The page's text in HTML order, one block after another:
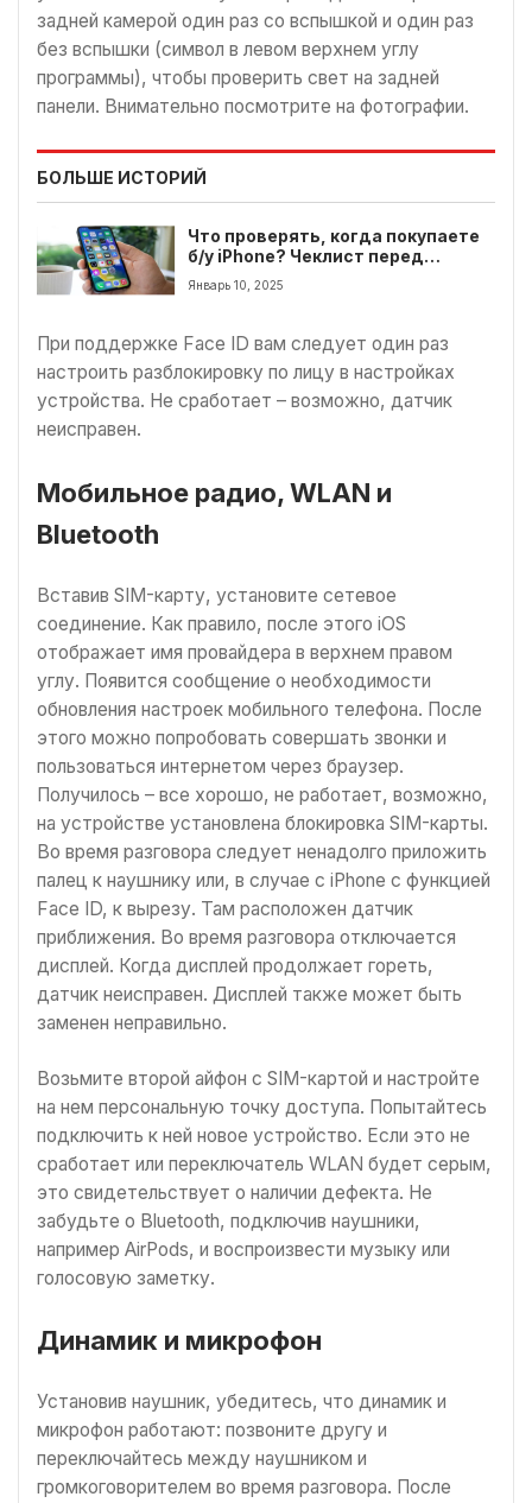
задней камерой один раз со вспышкой и один раз
без вспышки (символ в левом верхнем углу
программы), чтобы проверить свет на задней
панели. Внимательно посмотрите на фотографии.
БОЛЬШЕ ИСТОРИЙ
Что проверять, когда покупаете
б/у iPhone? Чеклист перед
покупкой
Январь 10, 2025
При поддержке Face ID вам следует один раз
настроить разблокировку по лицу в настройках
устройства. Не сработает – возможно, датчик
неисправен.
Мобильное радио, WLAN и
Bluetooth
Вставив SIM-карту, установите сетевое
соединение. Как правило, после этого iOS
отображает имя провайдера в верхнем правом
углу. Появится сообщение о необходимости
обновления настроек мобильного телефона. После
этого можно попробовать совершать звонки и
пользоваться интернетом через браузер.
Получилось – все хорошо, не работает, возможно,
на устройстве установлена блокировка SIM-карты.
Во время разговора следует ненадолго приложить
палец к наушнику или, в случае с iPhone с функцией
Face ID, к вырезу. Там расположен датчик
приближения. Во время разговора отключается
дисплей. Когда дисплей продолжает гореть,
датчик неисправен. Дисплей также может быть
заменен неправильно.
Возьмите второй айфон с SIM-картой и настройте
на нем персональную точку доступа. Попытайтесь
подключить к ней новое устройство. Если это не
сработает или переключатель WLAN будет серым,
это свидетельствует о наличии дефекта. Не
забудьте о Bluetooth, подключив наушники,
например AirPods, и воспроизвести музыку или
голосовую заметку.
Динамик и микрофон
Установив наушник, убедитесь, что динамик и
микрофон работают: позвоните другу и
переключайтесь между наушником и
громкоговорителем во время разговора. После